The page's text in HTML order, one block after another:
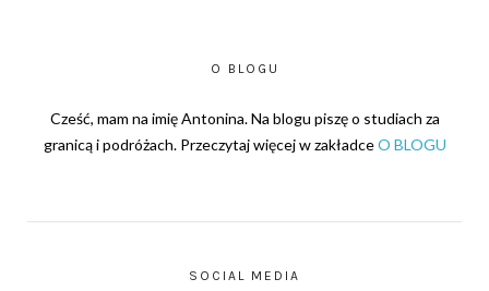
O BLOGU
Cześć, mam na imię Antonina. Na blogu piszę o studiach za
granicą i podróżach. Przeczytaj więcej w zakładceO BLOGU
SOCIAL MEDIA